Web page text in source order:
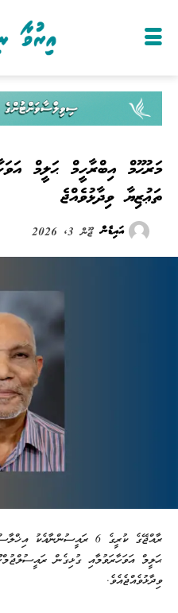
މަރުޙޫމް އިބްރާހީމް ޙަލީމް
ތަޢުޒިޔާ ވިދާޅުވެއްޖެ
އައިޑެން ޖޫން 3, 2026
ރާއްޖޭގެ ކުރީގެ 6
ޙަލީމް އަވަހާރަވުމާއި ގުޅިގެން
ވިދާޅުވެއްޖެއެވެ.